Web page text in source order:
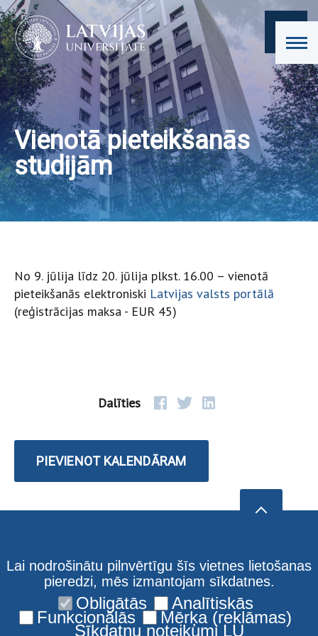
Vienotā pieteikšanās
studijām
No 9. jūlija līdz 20. jūlija plkst. 16.00 – vienotā
pieteikšanās elektroniski Latvijas valsts portālā
(reģistrācijas maksa - EUR 45)
Dalīties
PIEVIENOT KALENDĀRAM
Lai nodrošinātu pilnvērtīgu šīs vietnes lietošanas
pieredzi, mēs izmantojam sīkdatnes.
Obligātās Analītiskās
Funkcionālās Mērķa (reklāmas)
Sīkdatņu noteikumi LU